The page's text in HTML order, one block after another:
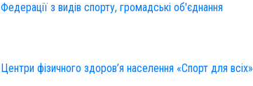
Федерації з видів спорту, громадські об'єднання
Центри фізичного здоров’я населення «Спорт для всіх»